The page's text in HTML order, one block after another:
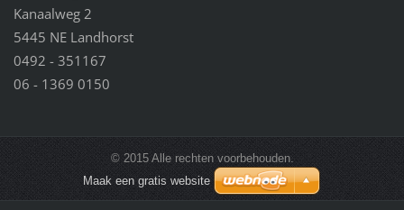
Kanaalweg 2
5445 NE Landhorst
0492 - 351167
06 - 1369 0150
© 2015 Alle rechten voorbehouden.
Maak een gratis website